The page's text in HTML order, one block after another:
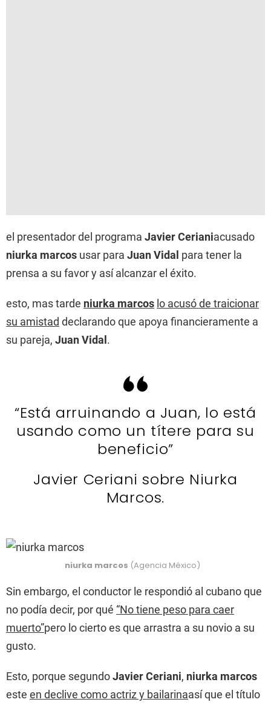
el presentador del programa Javier Cerianiacusado
niurka marcos usar para Juan Vidal para tener la
prensa a su favor y así alcanzar el éxito.
esto, mas tarde niurka marcos lo acusó de traicionar
su amistad declarando que apoya financieramente a
su pareja, Juan Vidal .
“Está arruinando a Juan, lo está
usando como un títere para su
beneficio”
Javier Ceriani sobre Niurka
Marcos.
niurka marcos (Agencia México)
Sin embargo, el conductor le respondió al cubano que
no podía decir, por qué “No tiene peso para caer
muerto”pero lo cierto es que arrastra a su novio a su
gusto.
Esto, porque segundoJavier Ceriani, niurka marcos
este en declive como actriz y bailarinaasí que el título